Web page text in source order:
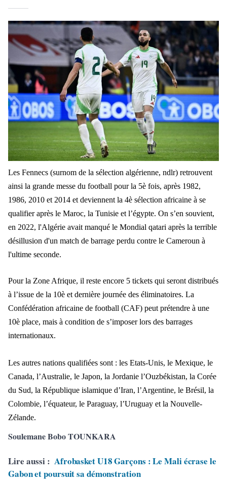
Les Fennecs (surnom de la sélection algérienne, ndlr) retrouvent
ainsi la grande messe du football pour la 5è fois, après 1982,
1986, 2010 et 2014 et deviennent la 4è sélection africaine à se
qualifier après le Maroc, la Tunisie et l’égypte. On s’en souvient,
en 2022, l'Algérie avait manqué le Mondial qatari après la terrible
désillusion d'un match de barrage perdu contre le Cameroun à
l'ultime seconde.
Pour la Zone Afrique, il reste encore 5 tickets qui seront distribués
à l’issue de la 10è et dernière journée des éliminatoires. La
Confédération africaine de football (CAF) peut prétendre à une
10è place, mais à condition de s’imposer lors des barrages
internationaux.
Les autres nations qualifiées sont : les Etats-Unis, le Mexique, le
Canada, l’Australie, le Japon, la Jordanie l’Ouzbékistan, la Corée
du Sud, la République islamique d’Iran, l’Argentine, le Brésil, la
Colombie, l’équateur, le Paraguay, l’Uruguay et la Nouvelle-
Zélande.
Soulemane Bobo TOUNKARA
Lire aussi : Afrobasket U18 Garçons : Le Mali écrase le
Gabon et poursuit sa démonstration